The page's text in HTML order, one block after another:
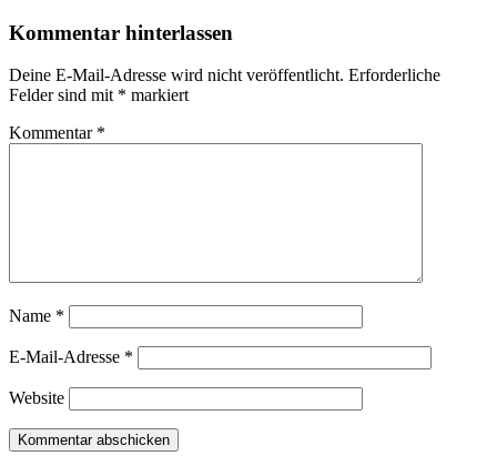
Kommentar hinterlassen
Deine E-Mail-Adresse wird nicht veröffentlicht. Erforderliche
Felder sind mit * markiert
Kommentar *
Name *
E-Mail-Adresse *
Website